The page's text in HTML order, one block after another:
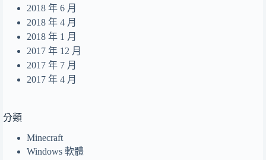
2018 年 6 月
2018 年 4 月
2018 年 1 月
2017 年 12 月
2017 年 7 月
2017 年 4 月
分類
Minecraft
Windows 軟體